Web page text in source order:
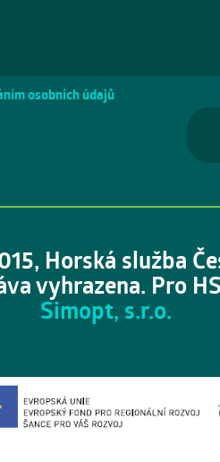
osobních údajů
Horská služba
vyhrazena. Pro
Simopt, s.r.o.